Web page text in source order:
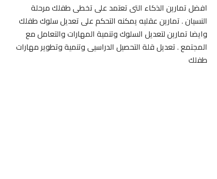
افضل تمارين الذكاء التى تعتمد على تخطى طفلك مرحلة
النسيان . تمارين عقليه يمكنه التحكم على تعديل سلوك طفلك
وايضا تمارين لتعديل السلوك وتنمية المهارات والتعامل مع
المجتمع . تعديل قلة التحصيل الدراسيى وتنمية وتطوير مهارات
طفلك